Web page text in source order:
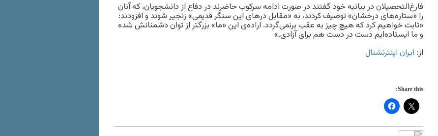
فارغ‌التحصیلان در بیانیه خود گفتند در صورت ادامه سرکوب حاضرند در دفاع از دانشجویان، که آنان
را «ستاره‌های درخشان» توصیف کردند، به «مقابل درهای این سنگر قدیمی» زنجیر شوند و افزودند:
«ثابت خواهیم کرد که هیچ چیز به عقب برنمی‌گردد. اراده‌ی این «ما» بزرگتر از توان دشمنانش شده
و ما ایستاده‌ایم دست در دست هم برای آزادی.»
از: ایران اینترنشنال
Share this: